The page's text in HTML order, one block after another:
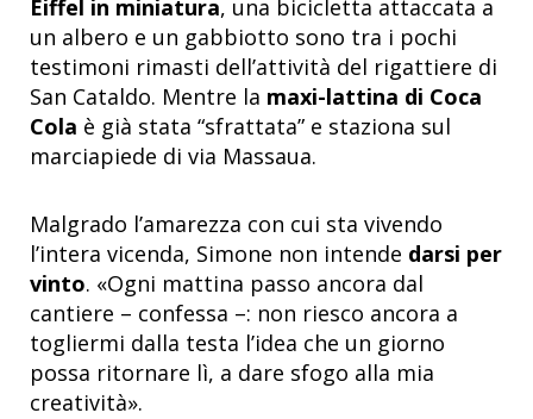
Eiffel in miniatura, una bicicletta attaccata a
un albero e un gabbiotto sono tra i pochi
testimoni rimasti dell’attività del rigattiere di
San Cataldo. Mentre la maxi-lattina di Coca
Cola è già stata “sfrattata” e staziona sul
marciapiede di via Massaua.
Malgrado l’amarezza con cui sta vivendo
l’intera vicenda, Simone non intende darsi per
vinto. «Ogni mattina passo ancora dal
cantiere – confessa –: non riesco ancora a
togliermi dalla testa l’idea che un giorno
possa ritornare lì, a dare sfogo alla mia
creatività».